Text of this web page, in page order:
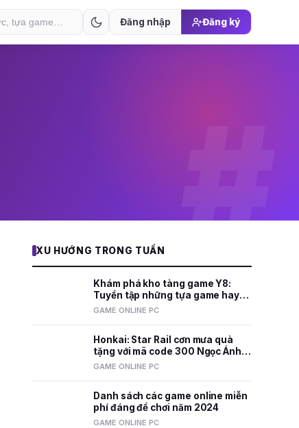
Đăng nhập Đăng ký
#
XU HƯỚNG TRONG TUẦN
Khám phá kho tàng game Y8:
Tuyển tập những tựa game hay
nhất mọi thời đại
GAME ONLINE PC
Honkai: Star Rail cơn mưa quà
tặng với mã code 300 Ngọc Ánh
Sao và nhiều phần thưởng hấp
GAME ONLINE PC
Danh sách các game online miễn
phí đáng để chơi năm 2024
GAME ONLINE PC